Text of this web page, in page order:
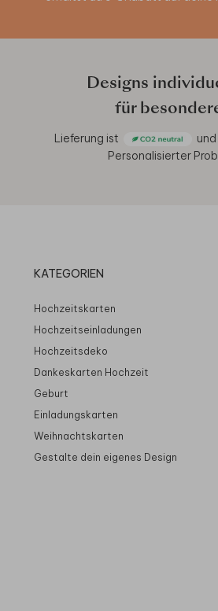
Designs
für
Lieferung ist
Personalisierter
KATEGORIEN
Hochzeitskarten
Hochzeitseinladungen
Hochzeitsdeko
Dankeskarten Hochzeit
Geburt
Einladungskarten
Weihnachtskarten
Gestalte dein eigenes Design